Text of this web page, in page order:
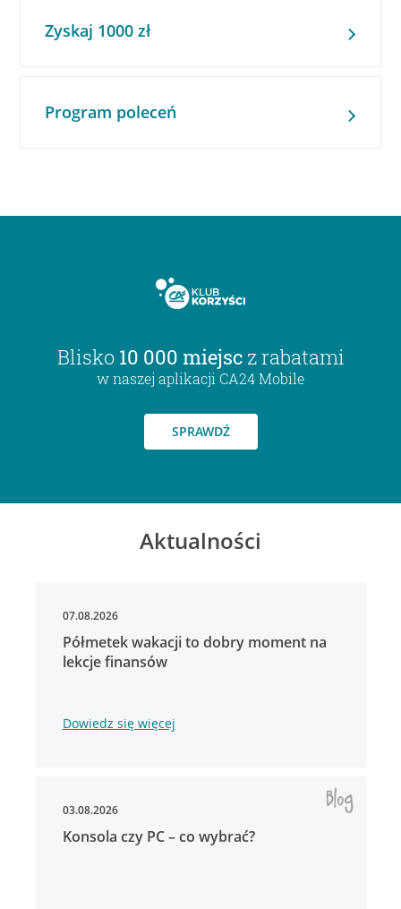
Zyskaj 1000 zł
Program poleceń
Blisko 10 000 miejsc z rabatami
w naszej aplikacji CA24 Mobile
SPRAWDŹ
Aktualności
07.08.2026
Półmetek wakacji to dobry moment na
lekcje finansów
Dowiedz się więcej
03.08.2026
Konsola czy PC – co wybrać?